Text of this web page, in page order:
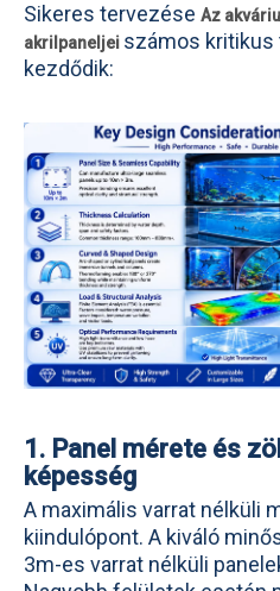
Sikeres tervezése Az
akrilpaneljei számos kritikus
kezdődik:
1. Panel mérete és
képesség
A maximális varrat nélküli
kiindulópont. A kiváló
3m-es varrat nélküli